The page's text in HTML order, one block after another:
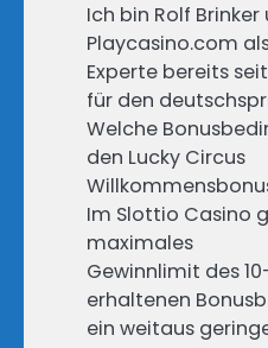
Ich bin Rolf Brinker
Playcasino.com
Experte bereits
für den
Welche
den Lucky Circus
Im Slottio Casino
maximales
Gewinnlimit des
erhaltenen
ein weitaus